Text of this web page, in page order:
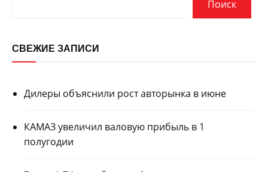
Поиск
СВЕЖИЕ ЗАПИСИ
Дилеры объяснили рост авторынка в июне
КАМАЗ увеличил валовую прибыль в 1
полугодии